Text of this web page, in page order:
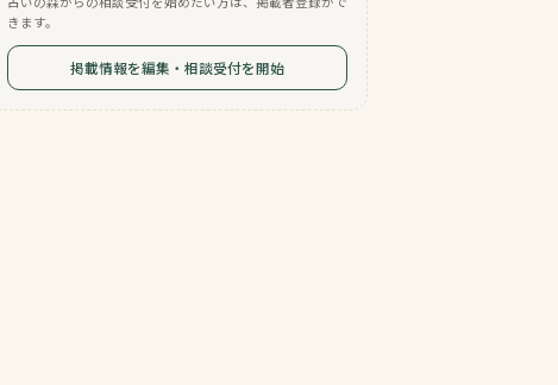
きます。
掲載情報を編集・相談受付を開始